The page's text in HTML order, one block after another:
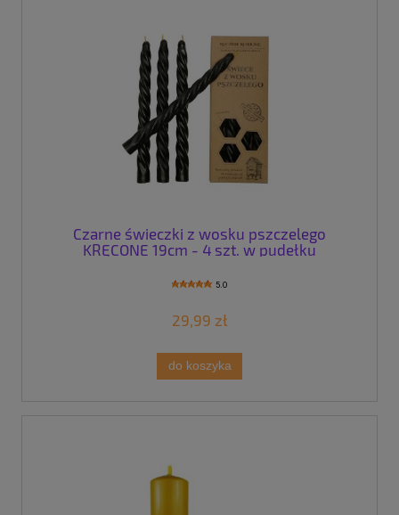
Czarne świeczki z wosku pszczelego
KRĘCONE 19cm - 4 szt. w pudełku
5.0
29,99 zł
do koszyka